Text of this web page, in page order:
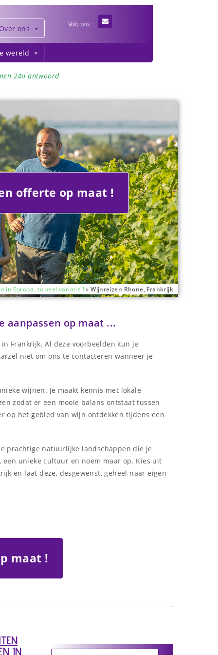
Over ons Volg ons :
wereld
24u antwoord
offerte op maat !
in Europa, zo veel variatie !»Wijnreizen Rhone, Frankrijk
aanpassen op maat ...
Frankrijk. Al deze voorbeelden kun je
niet om ons te contacteren wanneer je
wijnen. Je maakt kennis met lokale
zodat er een mooie balans ontstaat tussen
op het gebied van wijn ontdekken tijdens een
prachtige natuurlijke landschappen die je
unieke cultuur en noem maar op. Kies uit
en laat deze, desgewenst, geheel naar eigen
maat !
IN